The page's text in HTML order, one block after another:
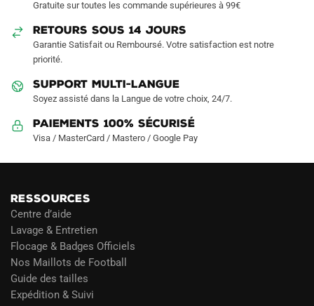
la
page
produit
page
Gratuite sur toutes les commande supérieures à 99€
RETOURS SOUS 14 JOURS
Garantie Satisfait ou Remboursé. Votre satisfaction est notre
priorité.
SUPPORT MULTI-LANGUE
Soyez assisté dans la Langue de votre choix, 24/7.
Paiements 100% Sécurisé
Visa / MasterCard / Mastero / Google Pay
RESSOURCES
Centre d’aide
Lavage & Entretien
Flocage & Badges Officiels
Nos Maillots de Football
Guide des tailles
Expédition & Suivi